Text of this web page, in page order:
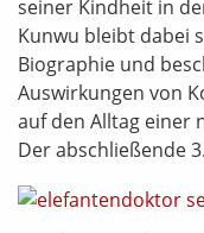
seiner Kindheit in
Kunwu bleibt dabei
Biographie und
Auswirkungen von
auf den Alltag einer
Der abschließende